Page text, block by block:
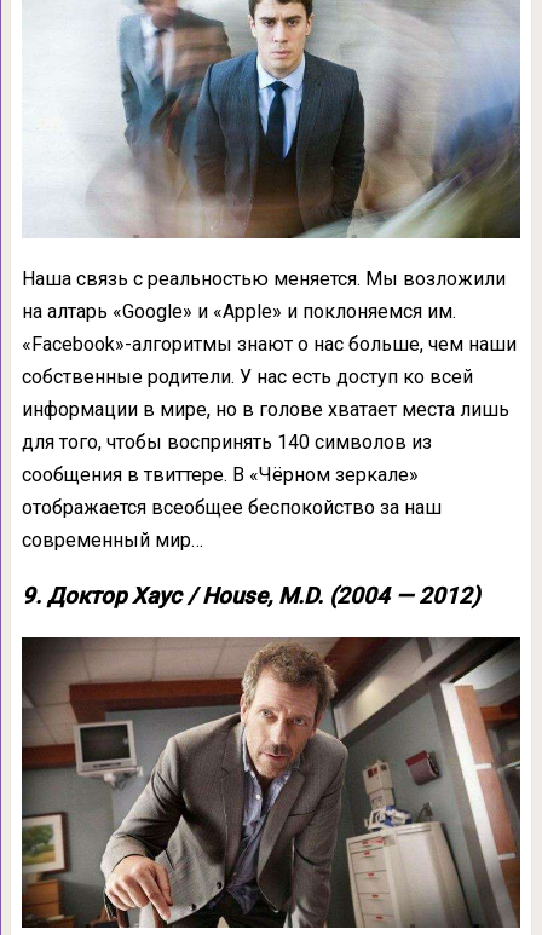
Наша связь с реальностью меняется. Мы возложили
на алтарь «Google» и «Apple» и поклоняемся им.
«Facebook»-алгоритмы знают о нас больше, чем наши
собственные родители. У нас есть доступ ко всей
информации в мире, но в голове хватает места лишь
для того, чтобы воспринять 140 символов из
сообщения в твиттере. В «Чёрном зеркале»
отображается всеобщее беспокойство за наш
современный мир…
9. Доктор Хаус / House, M.D. (2004 — 2012)